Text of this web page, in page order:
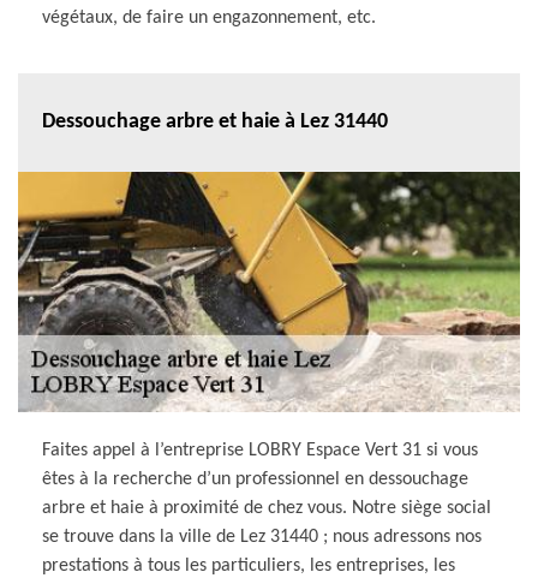
végétaux, de faire un engazonnement, etc.
Dessouchage arbre et haie à Lez 31440
Faites appel à l’entreprise LOBRY Espace Vert 31 si vous
êtes à la recherche d’un professionnel en dessouchage
arbre et haie à proximité de chez vous. Notre siège social
se trouve dans la ville de Lez 31440 ; nous adressons nos
prestations à tous les particuliers, les entreprises, les